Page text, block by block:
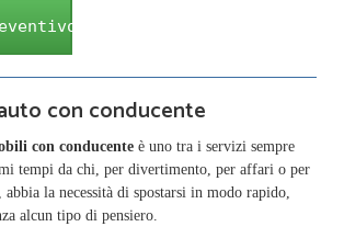
con conducente
con conducente è uno tra i servizi sempre
tempi da chi, per divertimento, per affari o per
la necessità di spostarsi in modo rapido,
alcun tipo di pensiero.